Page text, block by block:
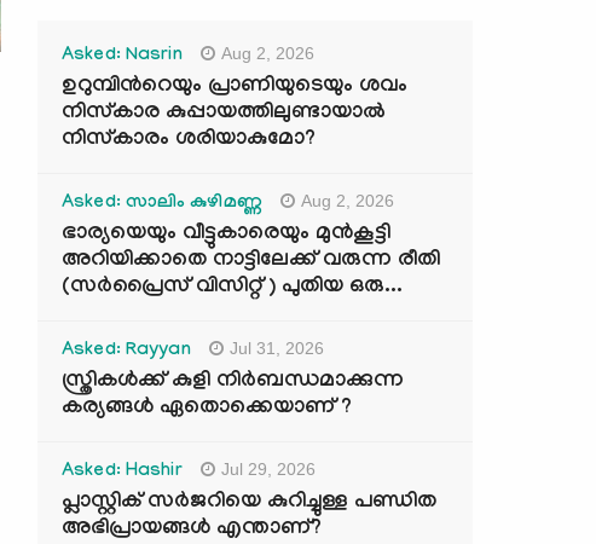
Asked: Nasrin Aug 2, 2026
ഉറുമ്പിന്‍റെയും പ്രാണിയുടെയും ശവം
നിസ്കാര കുപ്പായത്തിലുണ്ടായാൽ
നിസ്കാരം ശരിയാകുമോ?
Asked: സാലിം കുഴിമണ്ണ Aug 2, 2026
ഭാര്യയെയും വീട്ടുകാരെയും മുൻകൂട്ടി
അറിയിക്കാതെ നാട്ടിലേക്ക് വരുന്ന രീതി
(സർപ്രൈസ് വിസിറ്റ് ) പുതിയ ഒരു...
Asked: Rayyan Jul 31, 2026
സ്ത്രികൾക്ക് കുളി നിർബന്ധമാക്കുന്ന
കര്യങ്ങൾ ഏതൊക്കെയാണ് ?
Asked: Hashir Jul 29, 2026
പ്ലാസ്റ്റിക് സർജറിയെ കുറിച്ചുള്ള പണ്ഡിത
അഭിപ്രായങ്ങൾ എന്താണ്?